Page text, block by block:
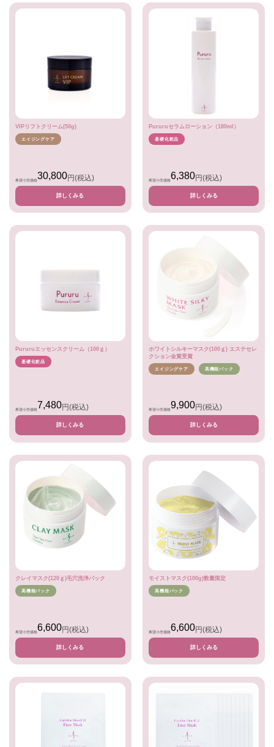
VIPリフトクリーム(50g)
エイジングケア
希望小売価格30,800円(税込)
詳しくみる
Pururuセラムローション（180ml）
基礎化粧品
希望小売価格6,380円(税込)
詳しくみる
Pururuエッセンスクリーム（100ｇ）
基礎化粧品
希望小売価格7,480円(税込)
詳しくみる
ホワイトシルキーマスク(100ｇ) エステセレ
クション金賞受賞
エイジングケア 高機能パック
希望小売価格9,900円(税込)
詳しくみる
クレイマスク(120ｇ)毛穴洗浄パック
高機能パック
希望小売価格6,600円(税込)
詳しくみる
モイストマスク(100g)数量限定
高機能パック
希望小売価格6,600円(税込)
詳しくみる